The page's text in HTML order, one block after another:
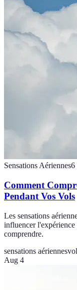
Sensations Aériennes6
Comment
Pendant Vos Vols
Les sensations
influencer l'expérience
comprendre.
sensations aériennesvol
Aug 4